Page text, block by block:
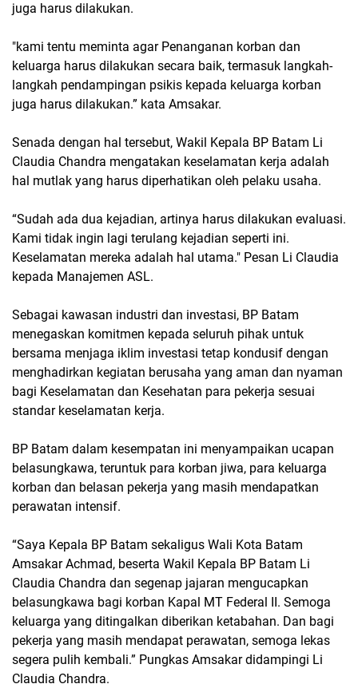
juga harus dilakukan.
"kami tentu meminta agar Penanganan korban dan
keluarga harus dilakukan secara baik, termasuk langkah-
langkah pendampingan psikis kepada keluarga korban
juga harus dilakukan.” kata Amsakar.
Senada dengan hal tersebut, Wakil Kepala BP Batam Li
Claudia Chandra mengatakan keselamatan kerja adalah
hal mutlak yang harus diperhatikan oleh pelaku usaha.
“Sudah ada dua kejadian, artinya harus dilakukan evaluasi.
Kami tidak ingin lagi terulang kejadian seperti ini.
Keselamatan mereka adalah hal utama." Pesan Li Claudia
kepada Manajemen ASL.
Sebagai kawasan industri dan investasi, BP Batam
menegaskan komitmen kepada seluruh pihak untuk
bersama menjaga iklim investasi tetap kondusif dengan
menghadirkan kegiatan berusaha yang aman dan nyaman
bagi Keselamatan dan Kesehatan para pekerja sesuai
standar keselamatan kerja.
BP Batam dalam kesempatan ini menyampaikan ucapan
belasungkawa, teruntuk para korban jiwa, para keluarga
korban dan belasan pekerja yang masih mendapatkan
perawatan intensif.
“Saya Kepala BP Batam sekaligus Wali Kota Batam
Amsakar Achmad, beserta Wakil Kepala BP Batam Li
Claudia Chandra dan segenap jajaran mengucapkan
belasungkawa bagi korban Kapal MT Federal II. Semoga
keluarga yang ditingalkan diberikan ketabahan. Dan bagi
pekerja yang masih mendapat perawatan, semoga lekas
segera pulih kembali.” Pungkas Amsakar didampingi Li
Claudia Chandra.